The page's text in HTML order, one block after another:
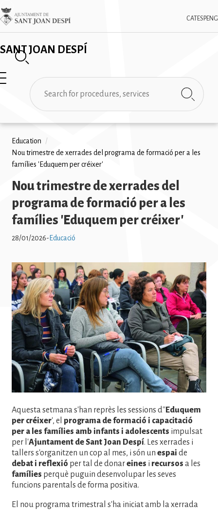
Skip
to
main
SANT JOAN DESPÍ
CAT ESPENG
Imatge
✕
Search
Breadcrumb
Education
/
Nou trimestre de xerrades del programa de formació per a les
famílies 'Eduquem per créixer'
Nou trimestre de xerrades del
programa de formació per a les
famílies 'Eduquem per créixer'
28/01/2026- Educació
Imatge
Aquesta setmana s'han reprès les sessions d''Eduquem
per créixer', el programa de formació i capacitació
per a les famílies amb infants i adolescents impulsat
per l'Ajuntament de Sant Joan Despí. Les xerrades i
tallers s'organitzen un cop al mes, i són un espai de
debat i reflexió per tal de donareines i recursos a les
famílies perquè puguin desenvolupar les seves
funcions parentals de forma positiva.
El nou programa trimestral s'ha iniciat amb la xerrada